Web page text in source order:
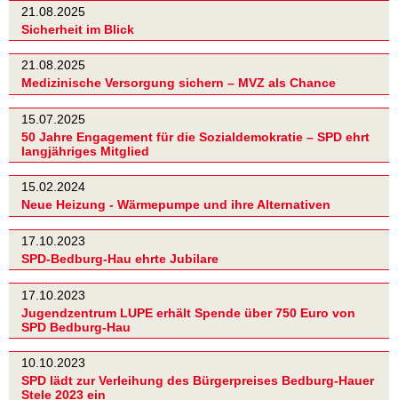
21.08.2025
Sicherheit im Blick
21.08.2025
Medizinische Versorgung sichern – MVZ als Chance
15.07.2025
50 Jahre Engagement für die Sozialdemokratie – SPD ehrt
langjähriges Mitglied
15.02.2024
Neue Heizung - Wärmepumpe und ihre Alternativen
17.10.2023
SPD-Bedburg-Hau ehrte Jubilare
17.10.2023
Jugendzentrum LUPE erhält Spende über 750 Euro von
SPD Bedburg-Hau
10.10.2023
SPD lädt zur Verleihung des Bürgerpreises Bedburg-Hauer
Stele 2023 ein